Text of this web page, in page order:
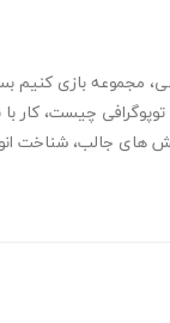
، مجموعه بازی کنیم
چیست، کار
های جالب، شناخت